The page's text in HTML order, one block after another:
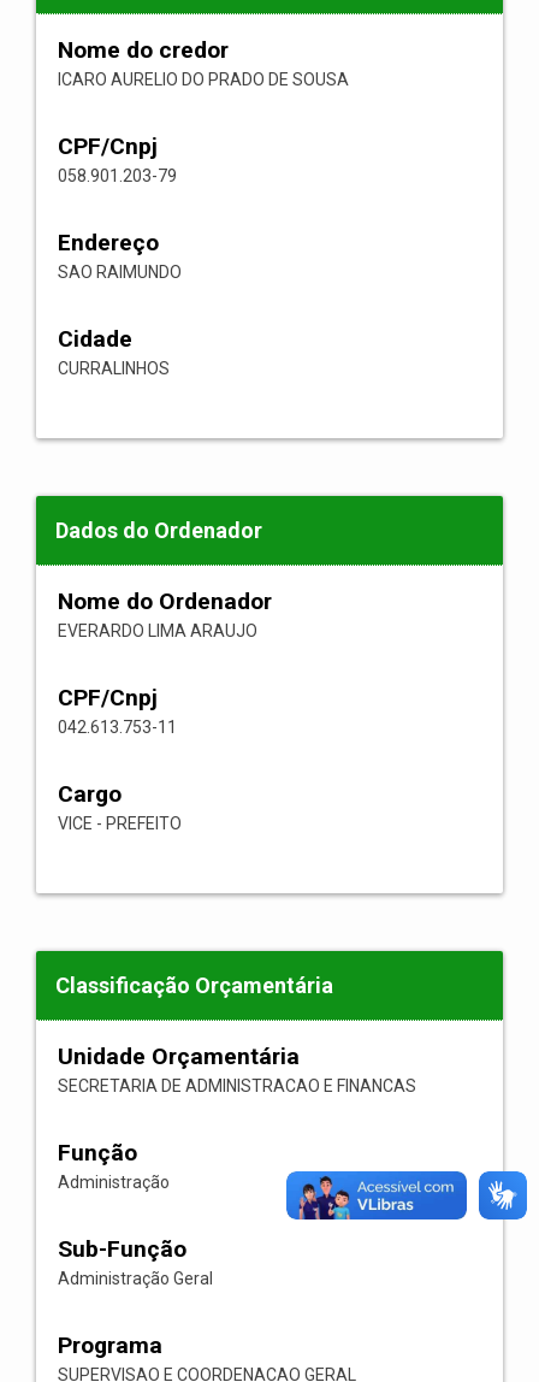
Nome do credor
ICARO AURELIO DO PRADO DE SOUSA
CPF/Cnpj
058.901.203-79
Endereço
SAO RAIMUNDO
Cidade
CURRALINHOS
Dados do Ordenador
Nome do Ordenador
EVERARDO LIMA ARAUJO
CPF/Cnpj
042.613.753-11
Cargo
VICE - PREFEITO
Classificação Orçamentária
Unidade Orçamentária
SECRETARIA DE ADMINISTRACAO E FINANCAS
Função
Administração
Sub-Função
Administração Geral
Programa
SUPERVISAO E COORDENACAO GERAL